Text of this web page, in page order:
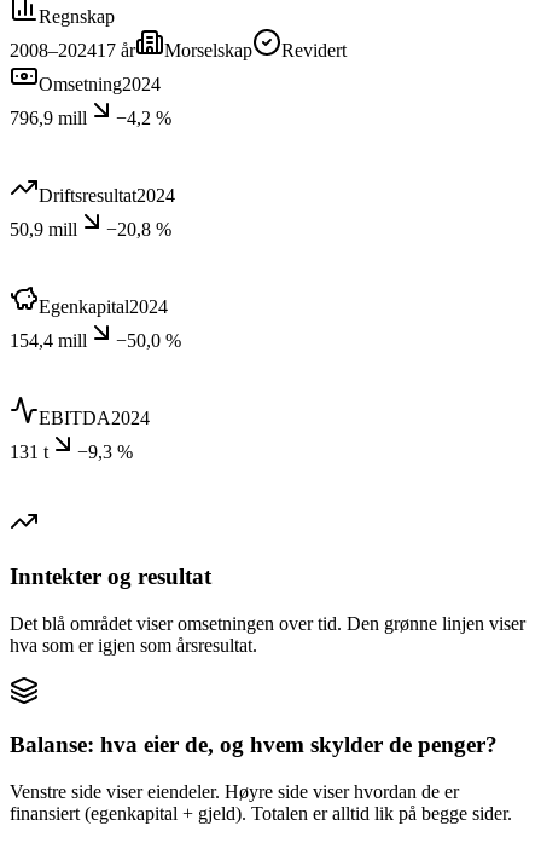
Regnskap
2008–202417 år Morselskap
Revidert
Omsetning2024
796,9 mill
−4,2 %
Driftsresultat2024
50,9 mill
−20,8 %
Egenkapital2024
154,4 mill
−50,0 %
EBITDA2024
131 t
−9,3 %
Inntekter og resultat
Det blå området viser omsetningen over tid. Den grønne linjen viser
hva som er igjen som årsresultat.
Balanse: hva eier de, og hvem skylder de penger?
Venstre side viser eiendeler. Høyre side viser hvordan de er
finansiert (egenkapital + gjeld). Totalen er alltid lik på begge sider.